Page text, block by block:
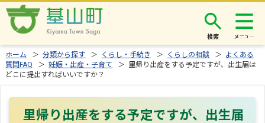
検索
ホーム ＞分類から探す ＞ くらし・手続き ＞ くらしの相談 ＞ よくある
質問FAQ
＞妊娠・出産・子育て
＞ 里帰り出産をする予定ですが、出生届は
どこに提出すればいいですか？
里帰り出産をする予定ですが、出生届